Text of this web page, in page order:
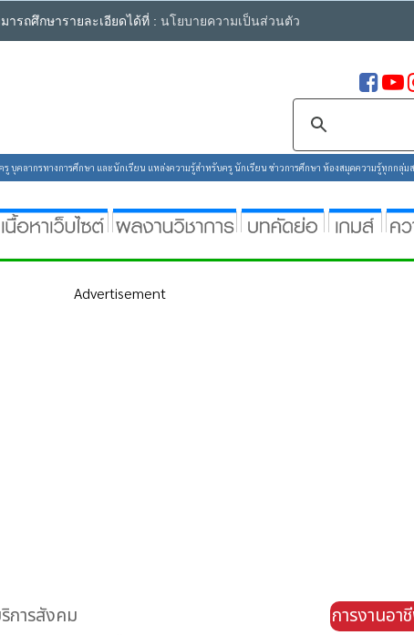
รถศึกษารายละเอียดได้ที่ : นโยบายความเป็นส่วนตัว
รู บุคลากรทางการศึกษา และนักเรียน แหล่งความรู้สำหรับครู นักเรียน ข่าวการศึกษา ห้องสมุดความรู้ทุกกลุ่
Advertisement
การสังคม การงานอา